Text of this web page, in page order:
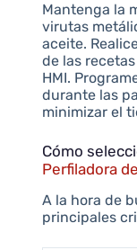
Mantenga la
virutas
aceite.
de las
HMI.
durante las
minimizar el
Cómo
Perfiladora
A la hora de
principales